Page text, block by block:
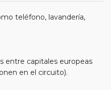
teléfono, lavandería,
entre capitales europeas
en el circuito).